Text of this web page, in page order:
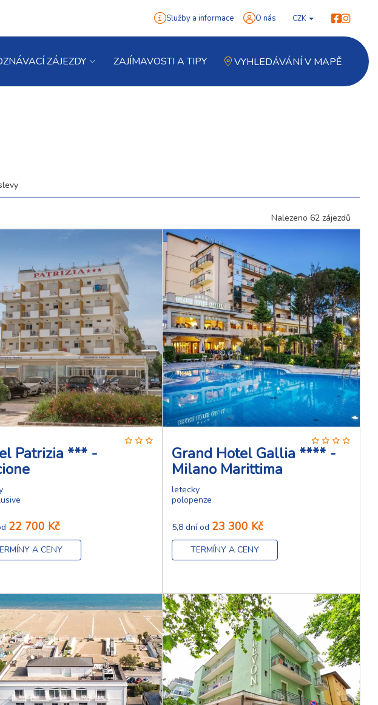
Služby a informace O nás CZK
ZÁJEZDY ZAJÍMAVOSTI A TIPY VYHLEDÁVÁNÍ V MAPĚ
Nalezeno 62 zájezdů
Patrizia *** -
22 700 Kč
A CENY
Grand Hotel Gallia **** -
Milano Marittima
letecky
polopenze
5,8 dní od 23 300 Kč
TERMÍNY A CENY